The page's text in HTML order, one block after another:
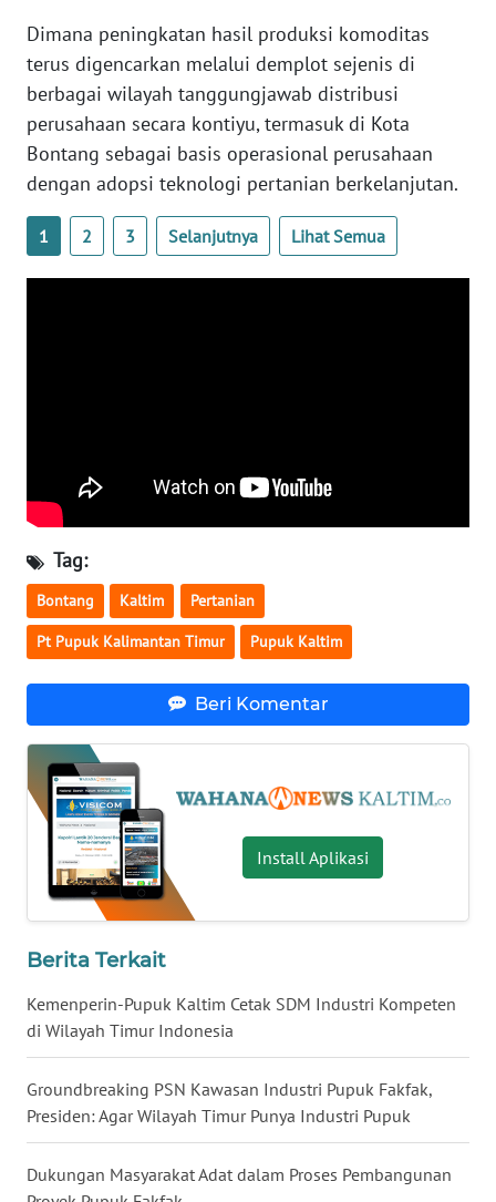
Dimana peningkatan hasil produksi komoditas
terus digencarkan melalui demplot sejenis di
berbagai wilayah tanggungjawab distribusi
perusahaan secara kontiyu, termasuk di Kota
Bontang sebagai basis operasional perusahaan
dengan adopsi teknologi pertanian berkelanjutan.
1 2 3 Selanjutnya Lihat Semua
Tag:
Bontang Kaltim Pertanian
Pt Pupuk Kalimantan Timur Pupuk Kaltim
Beri Komentar
Install Aplikasi
Berita Terkait
Kemenperin-Pupuk Kaltim Cetak SDM Industri Kompeten
di Wilayah Timur Indonesia
Groundbreaking PSN Kawasan Industri Pupuk Fakfak,
Presiden: Agar Wilayah Timur Punya Industri Pupuk
Dukungan Masyarakat Adat dalam Proses Pembangunan
BENGKULU
WN
LAMPUNG
WN
JATENG
WN
NUSANTARA
WN
BALI
WN
KALBAR
WN
KALTARA
WN
KALSEL
WN
SULSEL
WN
GORONTALO
SULUT